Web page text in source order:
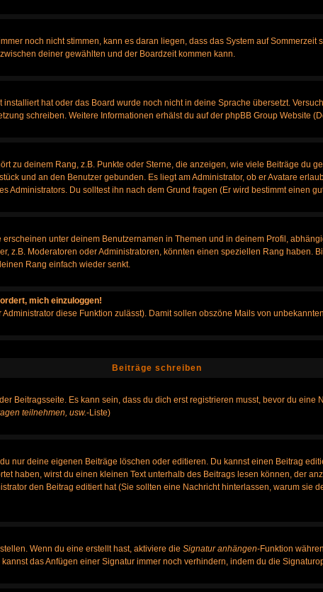
noch nicht stimmen, kann es daran liegen, dass das System auf
deiner gewählten und der Boardzeit kommen kann.
hat oder das Board wurde noch nicht in deine Sprache übersetzt.
schreiben. Weitere Informationen erhälst du auf der phpBB Group Website
zu deinem Rang, z.B. Punkte oder Sterne, die anzeigen, wie viele Beiträge du
und an den Benutzer gebunden. Es liegt am Administrator, ob er Avatare
Administrators. Du solltest ihn nach dem Grund fragen (Er wird bestimmt einen
unter deinem Benutzernamen in Themen und in deinem Profil,
z.B. Moderatoren oder Administratoren, könnten einen speziellen Rang haben.
Rang einfach wieder senkt.
mich einzuloggen!
diese Funktion zulässt). Damit sollen obszöne Mails von
Beiträge schreiben
Beitragsseite. Es kann sein, dass du dich erst registrieren musst, bevor du
teilnehmen, usw.-Liste)
nur deine eigenen Beiträge löschen oder editieren. Du kannst einen Beitrag
haben, wirst du einen kleinen Text unterhalb des Beitrags lesen können, der
den Beitrag editiert hat (Sie sollten eine Nachricht hinterlassen, warum sie
Wenn du eine erstellt hast, aktiviere die Signatur anhängen-Funktion
das Anfügen einer Signatur immer noch verhindern, indem du die